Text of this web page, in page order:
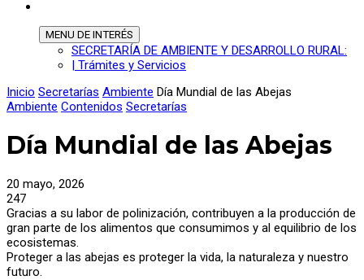
MENU DE INTERÉS
SECRETARÍA DE AMBIENTE Y DESARROLLO RURAL:
| Trámites y Servicios
Inicio Secretarías Ambiente Día Mundial de las Abejas
Ambiente Contenidos Secretarías
Día Mundial de las Abejas
20 mayo, 2026
247
Gracias a su labor de polinización, contribuyen a la producción de
gran parte de los alimentos que consumimos y al equilibrio de los
ecosistemas.
Proteger a las abejas es proteger la vida, la naturaleza y nuestro
futuro.